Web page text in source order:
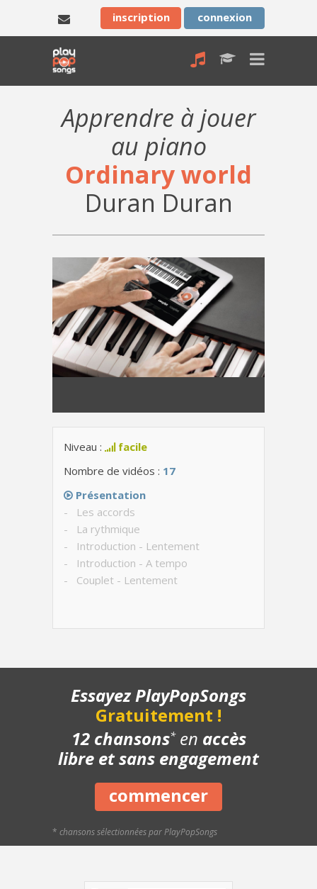
inscription connexion
Apprendre à jouer
au piano
Ordinary world
Duran Duran
Niveau :
facile
Nombre de vidéos : 17
Présentation
- Les accords
- La rythmique
- Introduction - Lentement
- Introduction - A tempo
- Couplet - Lentement
- Pré-refrain - Avec le chant
- Refrain - Avec le chant
- Pont - A tempo
- Structure de la chanson
- Chanson complète
- Playback piano
- Bonus
Essayez PlayPopSongs
Gratuitement !
12 chansons*en accès
libre et sans engagement
commencer
* chansons sélectionnées par PlayPopSongs